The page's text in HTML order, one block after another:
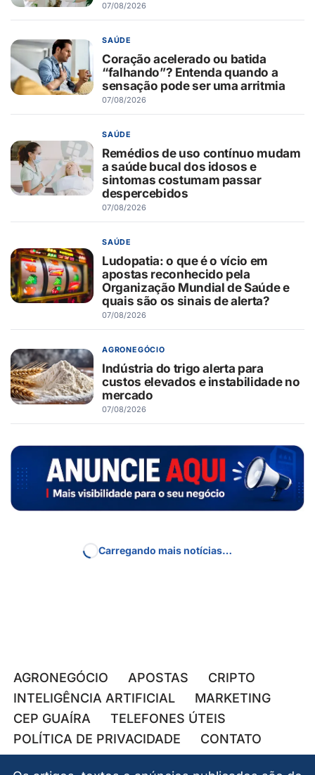
07/08/2026
SAÚDE
Coração acelerado ou batida
“falhando”? Entenda quando a
sensação pode ser uma arritmia
07/08/2026
SAÚDE
Remédios de uso contínuo mudam
a saúde bucal dos idosos e
sintomas costumam passar
despercebidos
07/08/2026
SAÚDE
Ludopatia: o que é o vício em
apostas reconhecido pela
Organização Mundial de Saúde e
quais são os sinais de alerta?
07/08/2026
AGRONEGÓCIO
Indústria do trigo alerta para
custos elevados e instabilidade no
mercado
07/08/2026
Descolorir cílios pode perfurar os
olhos
07/08/2026
FINANÇAS